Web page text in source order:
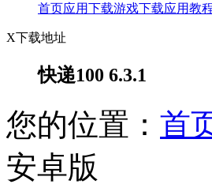
首页应用下载游戏下载应用教
X下载地址
快递100 6.3.1
您的位置： 首
安卓版